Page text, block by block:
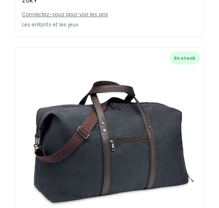
Connectez-vous pour voir les prix
Les enfants et les jeux
En stock